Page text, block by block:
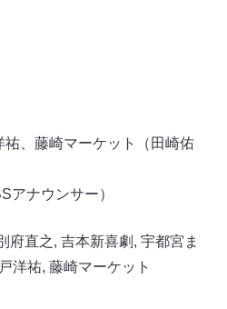
、藤崎マーケット（田崎佑
アナウンサー）
府直之, 吉本新喜劇 , 宇都宮ま
洋祐, 藤崎マーケット